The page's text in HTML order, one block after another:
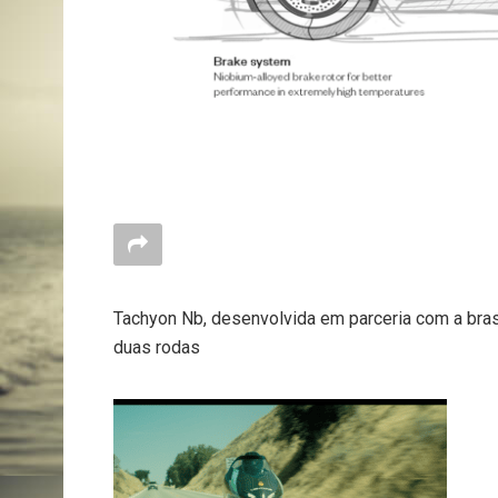
Tachyon Nb, desenvolvida em parceria com a
duas rodas